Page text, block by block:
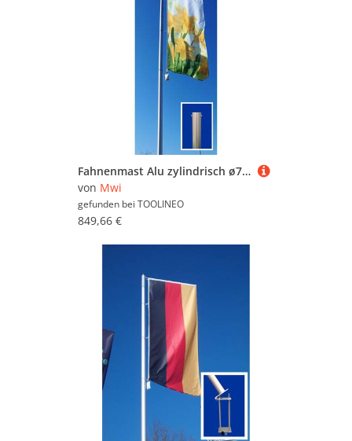
Fahnenmast Alu zylindrisch ø75mm 8,0m Höhe über Boden
von Mwi
gefunden bei TOOLINEO
849,66 €